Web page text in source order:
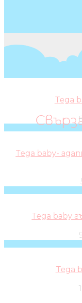
Tega
Tega baby-
Tega baby
Tega